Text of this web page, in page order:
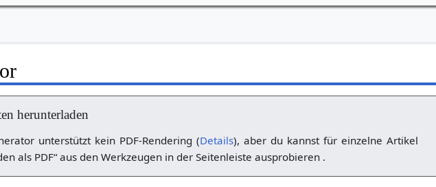
herunterladen
unterstützt kein PDF-Rendering (Details), aber du kannst für einzelne Artikel
als PDF“ aus den Werkzeugen in der Seitenleiste ausprobieren .